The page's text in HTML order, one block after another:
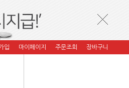
입 마이페이지 주문조회 장바구니